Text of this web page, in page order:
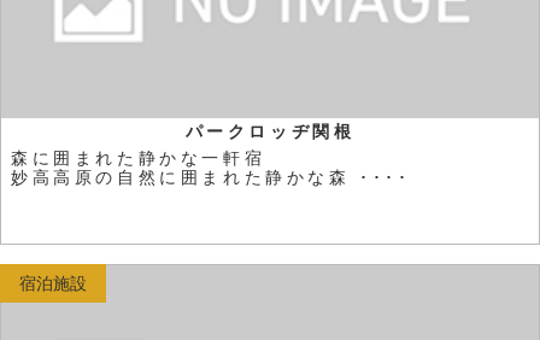
パークロッヂ関根
森に囲まれた静かな一軒宿
妙高高原の自然に囲まれた静かな森 ････
宿泊施設